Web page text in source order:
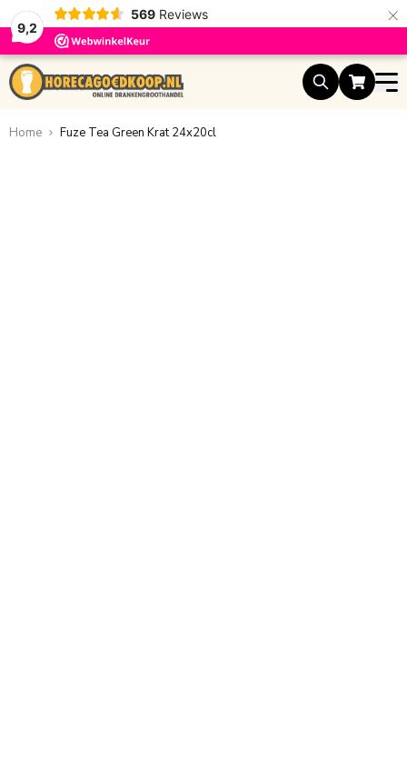
9,2
569 Reviews ×
Ga naar de inhoud
Home Fuze Tea Green Krat 24x20cl